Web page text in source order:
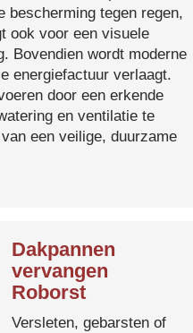
bescherming tegen regen,
ook voor een visuele
Bovendien wordt moderne
energiefactuur verlaagt.
door een erkende
en ventilatie te
een veilige, duurzame
Dakpannen
vervangen
Roborst
Versleten, gebarsten of